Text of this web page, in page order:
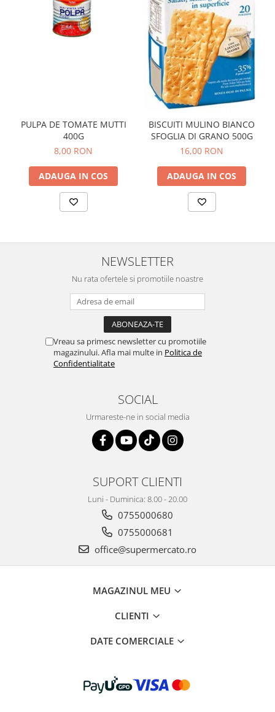
PULPA DE TOMATE MUTTI
400G
8,00 RON
ADAUGA IN COS
BISCUITI MULINO BIANCO
SFOGLIA DI GRANO 500G
16,00 RON
ADAUGA IN COS
NEWSLETTER
Nu rata ofertele si promotiile noastre
Vreau sa primesc newsletter cu promotiile
magazinului. Afla mai multe in Politica de
Confidentialitate
SOCIAL
Urmareste-ne in social media
SUPORT CLIENTI
Luni - Duminica: 8.00 - 20.00
0755000680
0755000681
office@supermercato.ro
MAGAZINUL MEU
CLIENTI
DATE COMERCIALE